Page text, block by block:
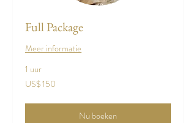
Full Package
Meer informatie
1 uur
150
Amerikaanse
US$ 150
Nu boeken